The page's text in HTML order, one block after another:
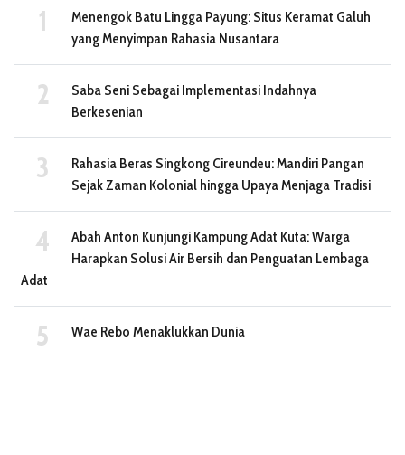
Menengok Batu Lingga Payung: Situs Keramat Galuh
yang Menyimpan Rahasia Nusantara
Saba Seni Sebagai Implementasi Indahnya
Berkesenian
Rahasia Beras Singkong Cireundeu: Mandiri Pangan
Sejak Zaman Kolonial hingga Upaya Menjaga Tradisi
Abah Anton Kunjungi Kampung Adat Kuta: Warga
Harapkan Solusi Air Bersih dan Penguatan Lembaga
Adat
Wae Rebo Menaklukkan Dunia